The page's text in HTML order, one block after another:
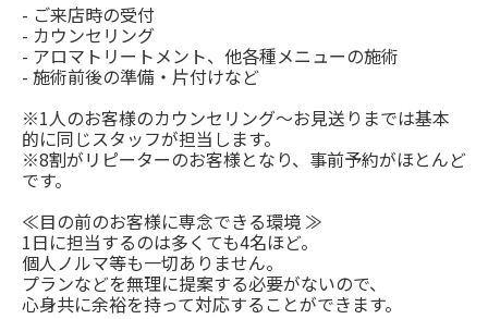
- ご来店時の受付
- カウンセリング
- アロマトリートメント、他各種メニューの施術
- 施術前後の準備・片付けなど
※1人のお客様のカウンセリング～お見送りまでは基本
的に同じスタッフが担当します。
※8割がリピーターのお客様となり、事前予約がほとんど
です。
≪目の前のお客様に専念できる環境 ≫
1日に担当するのは多くても4名ほど。
個人ノルマ等も一切ありません。
プランなどを無理に提案する必要がないので、
心身共に余裕を持って対応することができます。